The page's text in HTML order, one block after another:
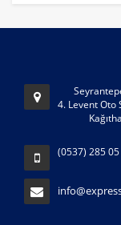
4. Levent Oto
(0537) 285